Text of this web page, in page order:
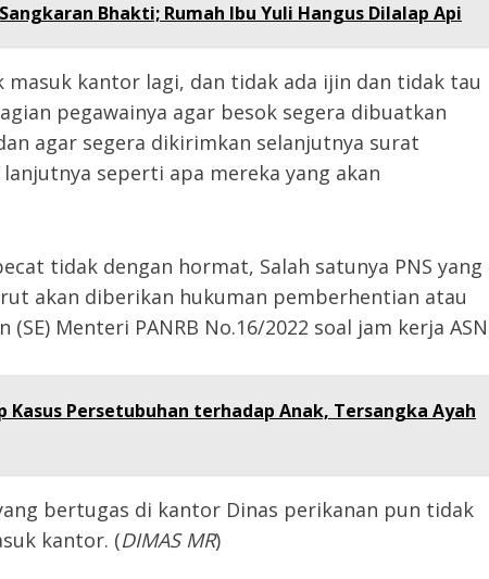
Bhakti; Rumah Ibu Yuli Hangus Dilalap Api
masuk kantor lagi, dan tidak ada ijin dan tidak tau
pegawainya agar besok segera dibuatkan
agar segera dikirimkan selanjutnya surat
seperti apa mereka yang akan
tidak dengan hormat, Salah satunya PNS yang
akan diberikan hukuman pemberhentian atau
Menteri PANRB No.16/2022 soal jam kerja
Kasus Persetubuhan terhadap Anak, Tersangka Ayah
bertugas di kantor Dinas perikanan pun tidak
kantor. (DIMAS MR)